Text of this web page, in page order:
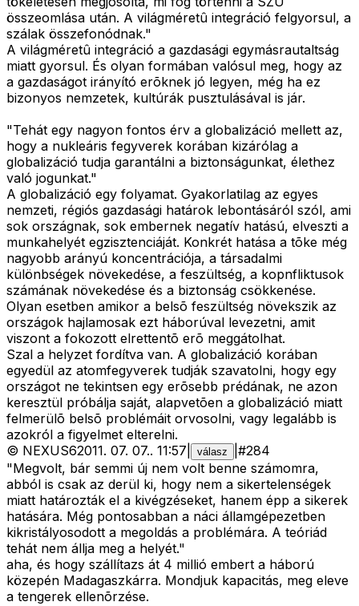
összeomlása után. A világméretû integráció felgyorsul, a
szálak összefonódnak."
A világméretû integráció a gazdasági egymásrautaltság
miatt gyorsul. És olyan formában valósul meg, hogy az
a gazdaságot irányító erõknek jó legyen, még ha ez
bizonyos nemzetek, kultúrák pusztulásával is jár.
"Tehát egy nagyon fontos érv a globalizáció mellett az,
hogy a nukleáris fegyverek korában kizárólag a
globalizáció tudja garantálni a biztonságunkat, élethez
való jogunkat."
A globalizáció egy folyamat. Gyakorlatilag az egyes
nemzeti, régiós gazdasági határok lebontásáról szól, ami
sok országnak, sok embernek negatív hatású, elveszti a
munkahelyét egzisztenciáját. Konkrét hatása a tõke még
nagyobb arányú koncentrációja, a társadalmi
különbségek növekedése, a feszültség, a kopnfliktusok
számának növekedése és a biztonság csökkenése.
Olyan esetben amikor a belsõ feszültség növekszik az
országok hajlamosak ezt háborúval levezetni, amit
viszont a fokozott elrettentõ erõ meggátolhat.
Szal a helyzet fordítva van. A globalizáció korában
egyedül az atomfegyverek tudják szavatolni, hogy egy
országot ne tekintsen egy erõsebb prédának, ne azon
keresztül próbálja saját, alapvetõen a globalizáció miatt
felmerülõ belsõ problémáit orvosolni, vagy legalább is
azokról a figyelmet elterelni.
© NEXUS62011. 07. 07.. 11:57 válasz #284
"Megvolt, bár semmi új nem volt benne számomra,
abból is csak az derül ki, hogy nem a sikertelenségek
miatt határozták el a kivégzéseket, hanem épp a sikerek
hatására. Még pontosabban a náci államgépezetben
kikristályosodott a megoldás a problémára. A teóriád
tehát nem állja meg a helyét."
aha, és hogy szállítazs át 4 millió embert a háború
közepén Madagaszkárra. Mondjuk kapacitás, meg eleve
a tengerek ellenõrzése.